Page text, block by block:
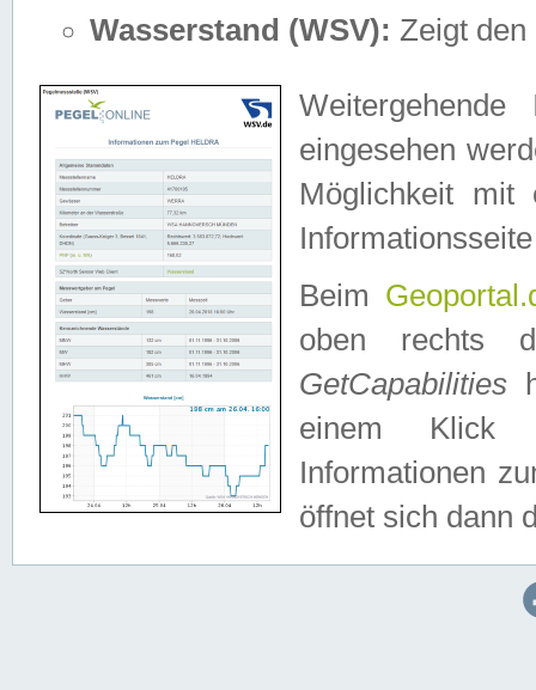
Wasserstand (WSV): Zeigt den
eingesehen
Möglichkeit mit
Beim
oben rechts
GetCapabilities
einem Klick
Informationen
öffnet sich dann